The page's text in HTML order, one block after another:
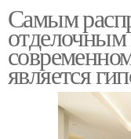
Самым
отделочным
является